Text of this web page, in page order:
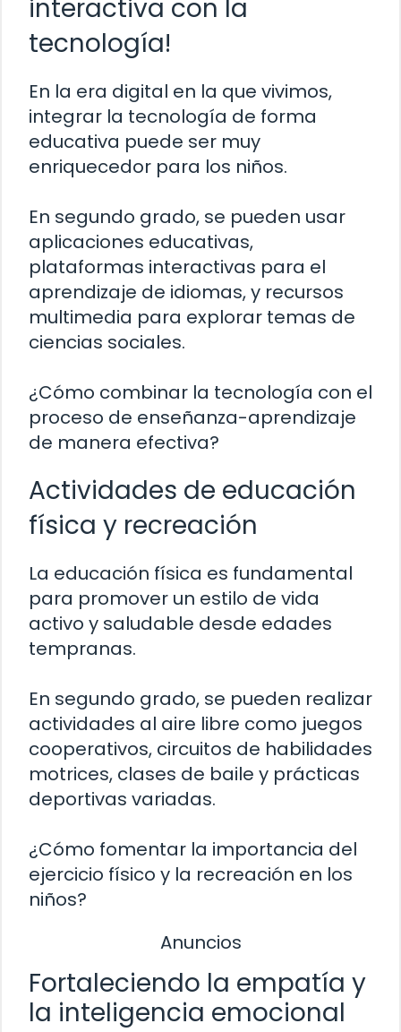
interactiva con la
tecnología!
En la era digital en la que vivimos,
integrar la tecnología de forma
educativa puede ser muy
enriquecedor para los niños.
En segundo grado, se pueden usar
aplicaciones educativas,
plataformas interactivas para el
aprendizaje de idiomas, y recursos
multimedia para explorar temas de
ciencias sociales.
¿Cómo combinar la tecnología con el
proceso de enseñanza-aprendizaje
de manera efectiva?
Actividades de educación
física y recreación
La educación física es fundamental
para promover un estilo de vida
activo y saludable desde edades
tempranas.
En segundo grado, se pueden realizar
actividades al aire libre como juegos
cooperativos, circuitos de habilidades
motrices, clases de baile y prácticas
deportivas variadas.
¿Cómo fomentar la importancia del
ejercicio físico y la recreación en los
niños?
Anuncios
Fortaleciendo la empatía y
la inteligencia emocional